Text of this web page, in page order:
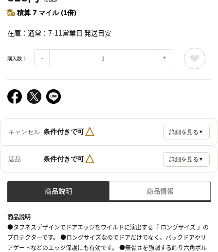
積算 7 マイル (1倍)
在庫 通常：7-11営業日 発送目安
購入数：
キャンセル 条件付きで可△ 詳細を見る ▼
返品 条件付きで可△ 詳細を見る ▼
商品説明 商品情報
商品説明
●タフネスデザインでドアエッジをワイルドに演出する『 ロングサイズ 』の
プロテクターです。 ●ロングサイズなのでドアだけでなく、バックドアやリ
アゲートなどのエッジ保護にも有効です。 ●無骨さを強調する飾り六角ボル